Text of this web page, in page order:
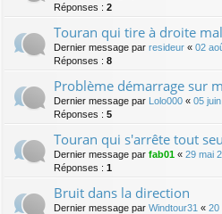
Réponses : 2
Touran qui tire à droite
Dernier message par resideur « 02
Réponses : 8
Problème démarrage sur
Dernier message par Lolo000 « 05
Réponses : 5
Touran qui s'arrête tout
Dernier message par fab01 « 29 mai
Réponses : 1
Bruit dans la direction
Dernier message par Windtour31 « 20